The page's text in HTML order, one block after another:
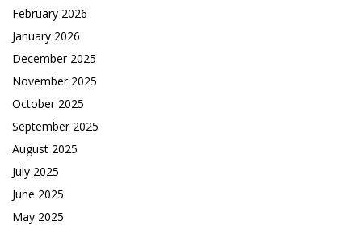
February 2026
January 2026
December 2025
November 2025
October 2025
September 2025
August 2025
July 2025
June 2025
May 2025